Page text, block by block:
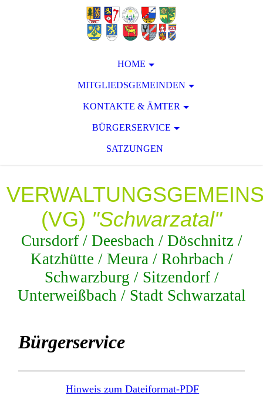
HOME
MITGLIEDSGEMEINDEN
KONTAKTE & ÄMTER
BÜRGERSERVICE
SATZUNGEN
(VG) "Schwarzatal"
Cursdorf / Deesbach / Döschnitz /
Katzhütte / Meura / Rohrbach /
Schwarzburg / Sitzendorf /
Unterweißbach / Stadt Schwarzatal
Bürgerservice
Hinweis zum Dateiformat-PDF